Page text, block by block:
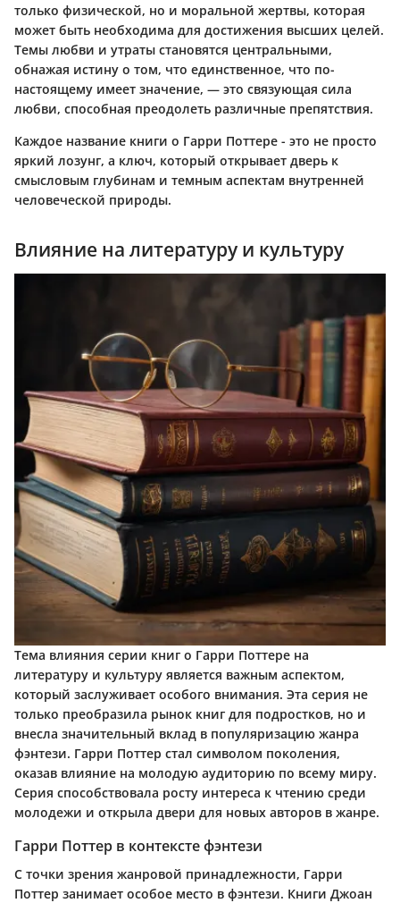
только физической, но и моральной жертвы, которая
может быть необходима для достижения высших целей.
Темы любви и утраты становятся центральными,
обнажая истину о том, что единственное, что по-
настоящему имеет значение, — это связующая сила
любви, способная преодолеть различные препятствия.
Каждое название книги о Гарри Поттере - это не просто
яркий лозунг, а ключ, который открывает дверь к
смысловым глубинам и темным аспектам внутренней
человеческой природы.
Влияние на литературу и культуру
Тема влияния серии книг о Гарри Поттере на
литературу и культуру является важным аспектом,
который заслуживает особого внимания. Эта серия не
только преобразила рынок книг для подростков, но и
внесла значительный вклад в популяризацию жанра
фэнтези. Гарри Поттер стал символом поколения,
оказав влияние на молодую аудиторию по всему миру.
Серия способствовала росту интереса к чтению среди
молодежи и открыла двери для новых авторов в жанре.
Гарри Поттер в контексте фэнтези
С точки зрения жанровой принадлежности, Гарри
Поттер занимает особое место в фэнтези. Книги Джоан